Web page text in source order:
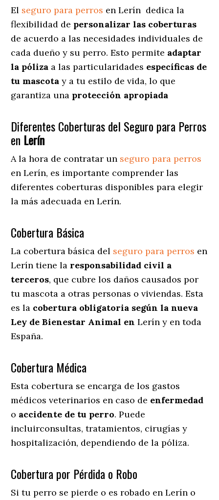
El seguro para perros en Lerín dedica la
flexibilidad de personalizar las coberturas
de acuerdo a las necesidades individuales de
cada dueño y su perro. Esto permite adaptar
la póliza a las particularidades específicas de
tu mascota y a tu estilo de vida, lo que
garantiza una protección apropiada
Diferentes Coberturas del Seguro para Perros
en Lerín
A la hora de contratar un seguro para perros
en Lerín, es importante comprender las
diferentes coberturas disponibles para elegir
la más adecuada en Lerín.
Cobertura Básica
La cobertura básica del seguro para perros en
Lerín tiene la responsabilidad civil a
terceros, que cubre los daños causados por
tu mascota a otras personas o viviendas. Esta
es la cobertura obligatoria según la nueva
Ley de Bienestar Animal enLerín y en toda
España.
Cobertura Médica
Esta cobertura se encarga de los gastos
médicos veterinarios en caso de enfermedad
o accidente de tu perro. Puede
incluirconsultas, tratamientos, cirugías y
hospitalización, dependiendo de la póliza.
Cobertura por Pérdida o Robo
Si tu perro se pierde o es robado en Lerín o